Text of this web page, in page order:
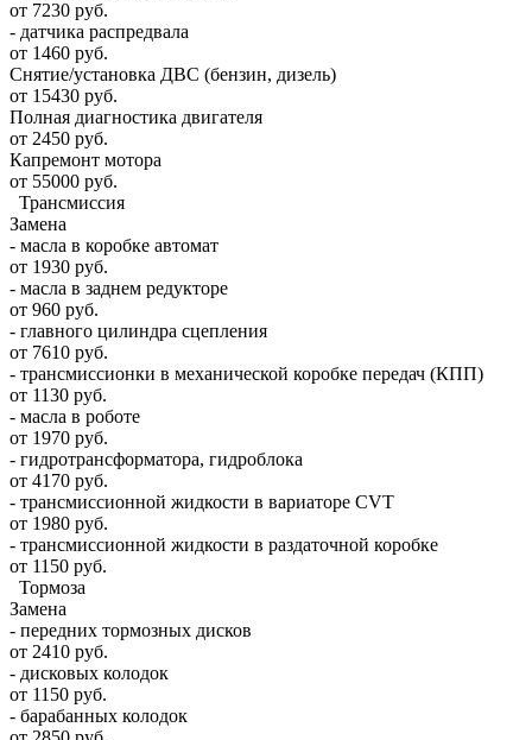
от 7230 руб.
- датчика распредвала
от 1460 руб.
Снятие/установка ДВС (бензин, дизель)
от 15430 руб.
Полная диагностика двигателя
от 2450 руб.
Капремонт мотора
от 55000 руб.
Трансмиссия
Замена
- масла в коробке автомат
от 1930 руб.
- масла в заднем редукторе
от 960 руб.
- главного цилиндра сцепления
от 7610 руб.
- трансмиссионки в механической коробке передач (КПП)
от 1130 руб.
- масла в роботе
от 1970 руб.
- гидротрансформатора, гидроблока
от 4170 руб.
- трансмиссионной жидкости в вариаторе CVT
от 1980 руб.
- трансмиссионной жидкости в раздаточной коробке
от 1150 руб.
Тормоза
Замена
- передних тормозных дисков
от 2410 руб.
- дисковых колодок
от 1150 руб.
- барабанных колодок